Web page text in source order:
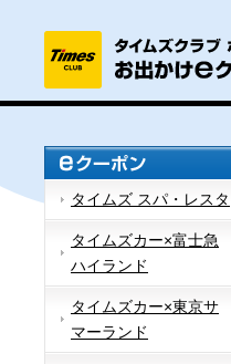
タイムズ スパ・レスタ
タイムズカー×富士急
ハイランド
タイムズカー×東京サ
マーランド